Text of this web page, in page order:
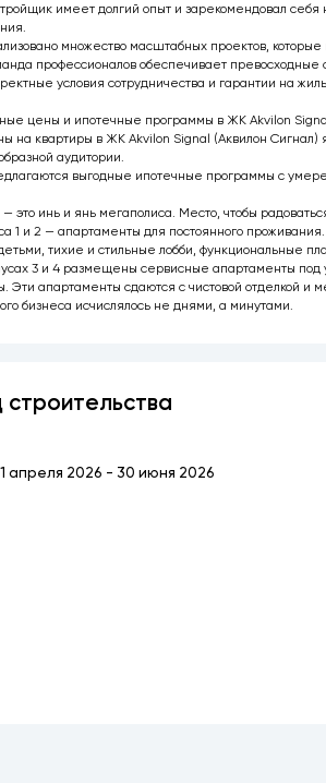
имеет долгий опыт и зарекомендовал
множество масштабных проектов,
профессионалов обеспечивает превосходные
условия сотрудничества и гарантии на
цены и ипотечные программы в ЖК Akvilon
на квартиры в ЖК Akvilon Signal (Аквилон Сигнал)
аудитории.
выгодные ипотечные программы с
— это инь и янь мегаполиса. Место, чтобы
1 и 2 — апартаменты для постоянного
тихие и стильные лобби, функциональные
3 и 4 размещены сервисные апартаменты под
Эти апартаменты сдаются с чистовой отделкой
бизнеса исчислялось не днями, а минутами.
строительства
апреля 2026 - 30 июня 2026